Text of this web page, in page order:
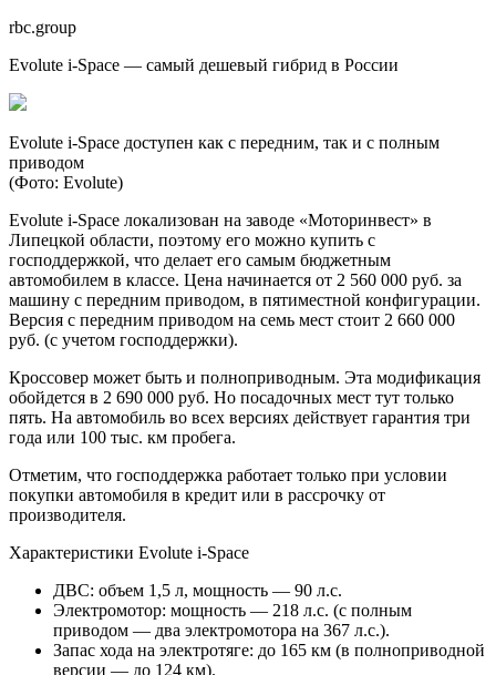
rbc.group
Evolute i-Space — самый дешевый гибрид в России
Evolute i-Space доступен как с передним, так и с полным
приводом
(Фото: Evolute)
Evolute i-Space локализован на заводе «Моторинвест» в
Липецкой области, поэтому его можно купить с
господдержкой, что делает его самым бюджетным
автомобилем в классе. Цена начинается от 2 560 000 руб. за
машину с передним приводом, в пятиместной конфигурации.
Версия с передним приводом на семь мест стоит 2 660 000
руб. (с учетом господдержки).
Кроссовер может быть и полноприводным. Эта модификация
обойдется в 2 690 000 руб. Но посадочных мест тут только
пять. На автомобиль во всех версиях действует гарантия три
года или 100 тыс. км пробега.
Отметим, что господдержка работает только при условии
покупки автомобиля в кредит или в рассрочку от
производителя.
Характеристики Evolute i-Space
ДВС: объем 1,5 л, мощность — 90 л.с.
Электромотор: мощность — 218 л.с. (с полным
приводом — два электромотора на 367 л.с.).
Запас хода на электротяге: до 165 км (в полноприводной
версии — до 124 км).